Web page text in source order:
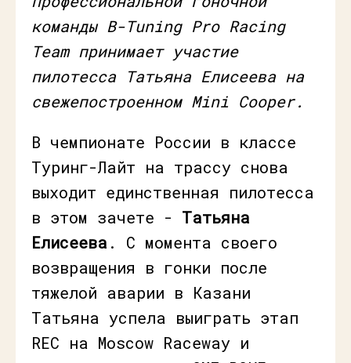
команды B-Tuning Pro Racing
Team принимает участие
пилотесса Татьяна Елисеева на
свежепостроенном Mini Cooper.
В чемпионате России в классе
Туринг-Лайт на трассу снова
выходит единственная пилотесса
в этом зачете - Татьяна
Елисеева . С момента своего
возвращения в гонки после
тяжелой аварии в Казани
Татьяна успела выиграть этап
REC на Moscow Raceway и